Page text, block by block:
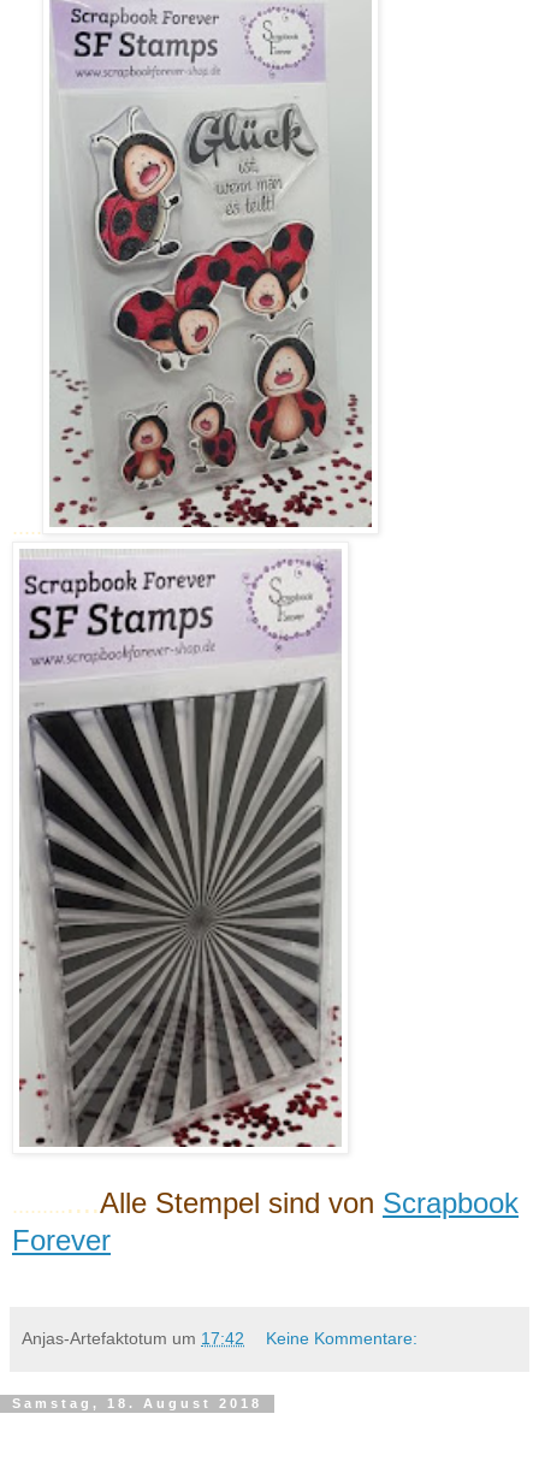
.....
......... ....Alle Stempel sind von Scrapbook
Forever
Anjas-Artefaktotum um 17:42 Keine Kommentare:
Samstag, 18. August 2018